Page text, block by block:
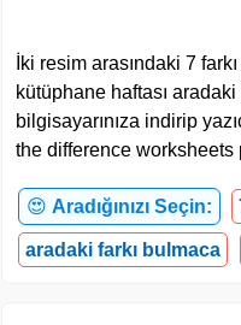
İki resim arasındaki 7
kütüphane haftası aradaki
bilgisayarınıza indirip
the difference worksheets
😍 Aradığınızı Seçin:
aradaki farkı bulmaca